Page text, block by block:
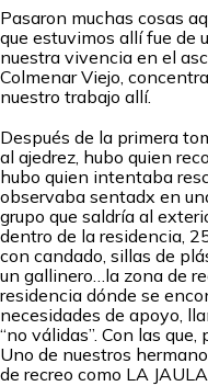
Pasaron muchas cosas
que estuvimos allí fue de
nuestra vivencia en el
Colmenar Viejo,
nuestro trabajo allí.
Después de la primera
al ajedrez, hubo quien
hubo quien intentaba
observaba sentadx en
grupo que saldría al
dentro de la residencia,
con candado, sillas de
un gallinero…la zona de
residencia dónde se
necesidades de apoyo,
“no válidas”. Con las
Uno de nuestros
de recreo como LA JAULA.